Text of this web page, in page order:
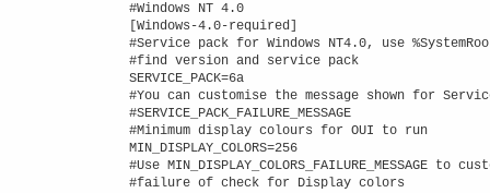
#Windows NT 4.0
[Windows-4.0-required]
#Service pack for Windows NT4.0, use
#find version and service pack
SERVICE_PACK=6a
#You can customise the message shown for
#SERVICE_PACK_FAILURE_MESSAGE
#Minimum display colours for OUI to run
MIN_DISPLAY_COLORS=256
#Use MIN_DISPLAY_COLORS_FAILURE_MESSAGE to
#failure of check for Display colors